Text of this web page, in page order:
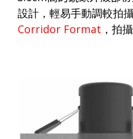
設計，輕易手動調較拍
Corridor Format ，拍